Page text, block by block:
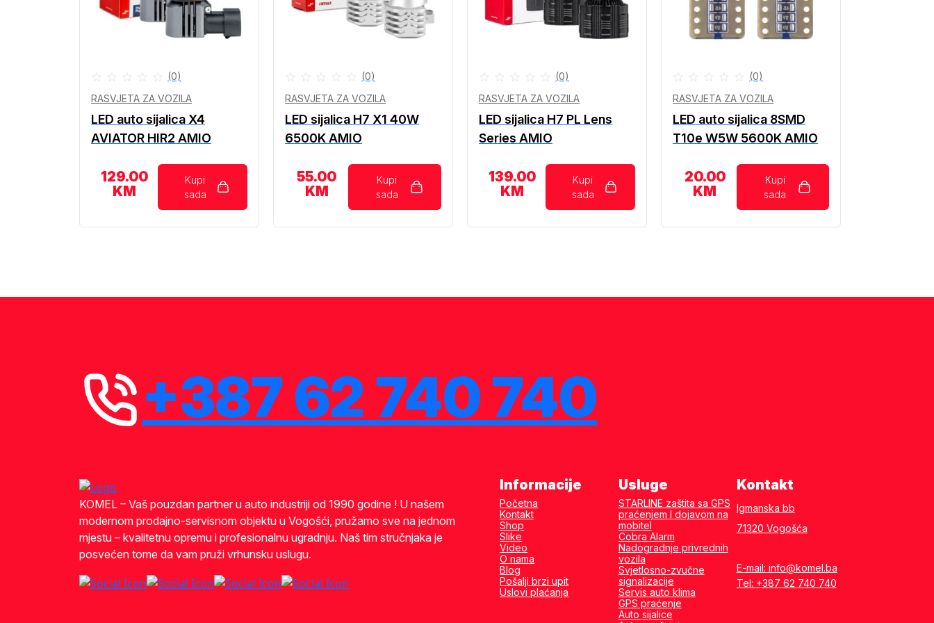
(0)
RASVJETA ZA VOZILA
LED auto sijalica X4
AVIATOR HIR2 AMIO
129.00
KM
Kupi
sada
(0)
RASVJETA ZA VOZILA
LED sijalica H7 X1 40W
6500K AMIO
55.00
KM
Kupi
sada
(0)
RASVJETA ZA VOZILA
LED sijalica H7 PL Lens
Series AMIO
139.00
KM
Kupi
sada
(0)
RASVJETA ZA VOZILA
LED auto sijalica 8SMD
T10e W5W 5600K AMIO
20.00
KM
Kupi
sada
+387 62 740 740
KOMEL – Vaš pouzdan partner u auto industriji od 1990 godine ! U našem
modernom prodajno-servisnom objektu u Vogošći, pružamo sve na jednom
mjestu – kvalitetnu opremu i profesionalnu ugradnju. Naš tim stručnjaka je
posvećen tome da vam pruži vrhunsku uslugu.
Informacije
Početna
Kontakt
Shop
Slike
Video
O nama
Blog
Pošalji brzi upit
Uslovi plaćanja
Usluge
STARLINE zaštita sa GPS
praćenjem I dojavom na
mobitel
Cobra Alarm
Nadogradnje privrednih
vozila
Svjetlosno-zvučne
signalizacije
Servis auto klima
GPS praćenje
Auto sijalice
Kontakt
Igmanska bb
71320 Vogošća
E-mail: info@komel.ba
Tel: +387 62 740 740